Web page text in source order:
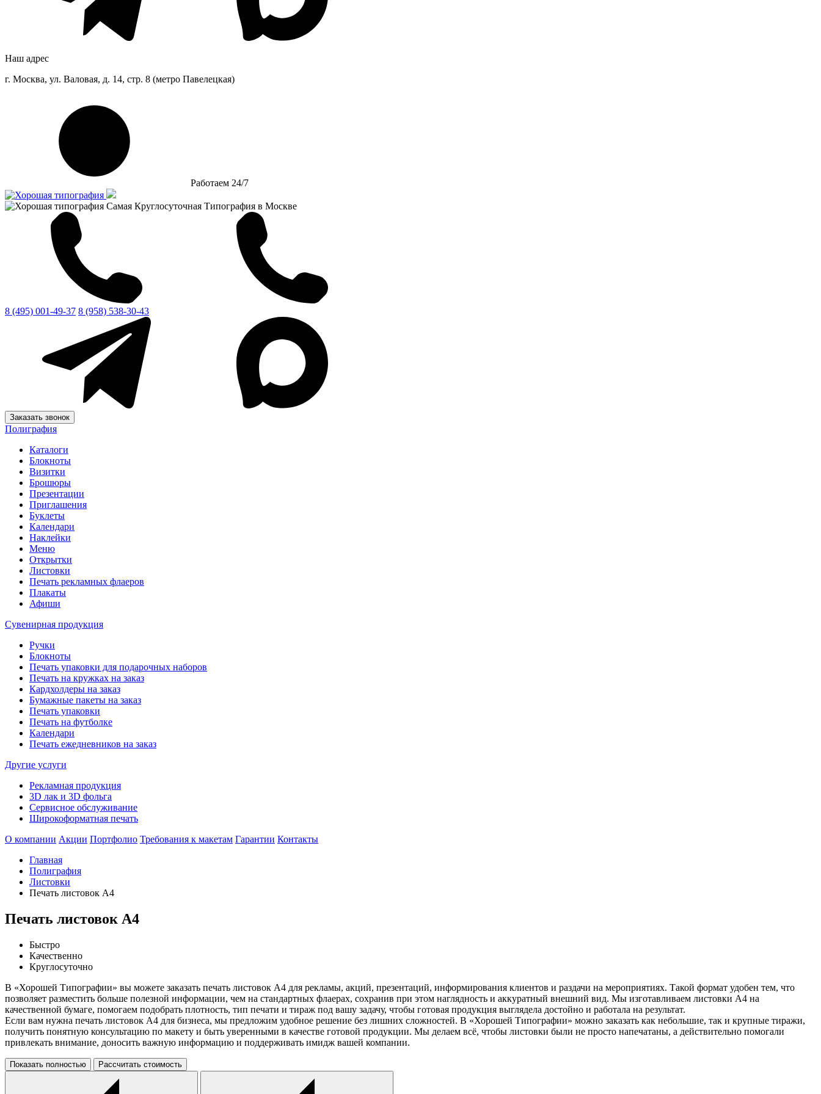
Наш адрес
г. Москва, ул. Валовая, д. 14, стр. 8 (метро Павелецкая)
Работаем 24/7
Самая Круглосуточная Типография в Москве
8 (495) 001-49-37 8 (958) 538-30-43
Заказать звонок
Полиграфия
Каталоги
Блокноты
Визитки
Брошюры
Презентации
Приглашения
Буклеты
Календари
Наклейки
Меню
Открытки
Листовки
Печать рекламных флаеров
Плакаты
Афиши
Сувенирная продукция
Ручки
Блокноты
Печать упаковки для подарочных наборов
Печать на кружках на заказ
Кардхолдеры на заказ
Бумажные пакеты на заказ
Печать упаковки
Печать на футболке
Календари
Печать ежедневников на заказ
Другие услуги
Рекламная продукция
3D лак и 3D фольга
Сервисное обслуживание
Широкоформатная печать
О компании Акции Портфолио Требования к макетам Гарантии Контакты
Главная
Полиграфия
Листовки
Печать листовок А4
Печать листовок А4
Быстро
Качественно
Круглосуточно
В «Хорошей Типографии» вы можете заказать печать листовок А4 для рекламы, акций, презентаций, информирования клиентов и раздачи на мероприятиях. Такой формат удобен тем, что
позволяет разместить больше полезной информации, чем на стандартных флаерах, сохранив при этом наглядность и аккуратный внешний вид. Мы изготавливаем листовки А4 на
качественной бумаге, помогаем подобрать плотность, тип печати и тираж под вашу задачу, чтобы готовая продукция выглядела достойно и работала на результат.
Если вам нужна печать листовок А4 для бизнеса, мы предложим удобное решение без лишних сложностей. В «Хорошей Типографии» можно заказать как небольшие, так и крупные тиражи,
получить понятную консультацию по макету и быть уверенными в качестве готовой продукции. Мы делаем всё, чтобы листовки были не просто напечатаны, а действительно помогали
привлекать внимание, доносить важную информацию и поддерживать имидж вашей компании.
Показать полностью Рассчитать стоимость